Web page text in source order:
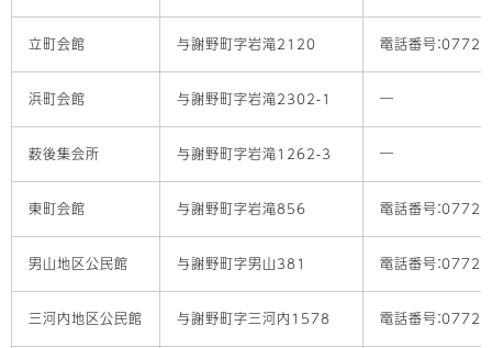
立町会館 与謝野町字岩滝2120 電話番号：
浜町会館 与謝野町字岩滝2302-1 ―
薮後集会所 与謝野町字岩滝1262-3 ―
東町会館 与謝野町字岩滝856 電話番号：
男山地区公民館 与謝野町字男山381 電話番号：
三河内地区公民館 与謝野町字三河内1578 電話番号：